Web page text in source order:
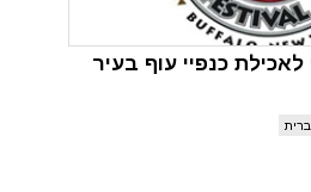
כנפיי עוף בעיר